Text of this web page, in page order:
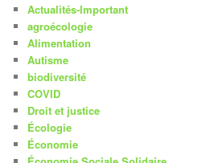
Actualités-Important
agroécologie
Alimentation
Autisme
biodiversité
COVID
Droit et justice
Écologie
Économie